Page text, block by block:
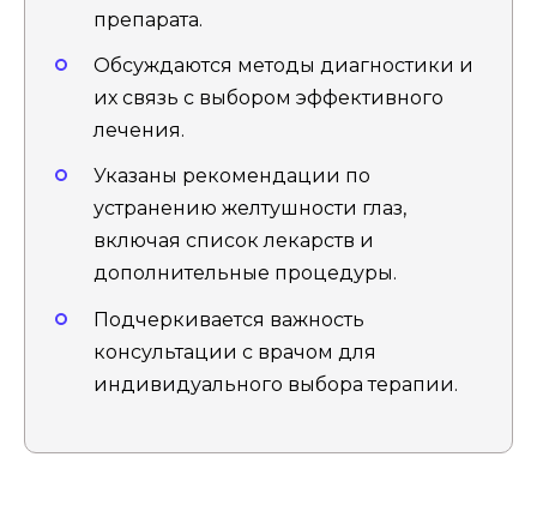
препарата.
Обсуждаются методы диагностики и
их связь с выбором эффективного
лечения.
Указаны рекомендации по
устранению желтушности глаз,
включая список лекарств и
дополнительные процедуры.
Подчеркивается важность
консультации с врачом для
индивидуального выбора терапии.